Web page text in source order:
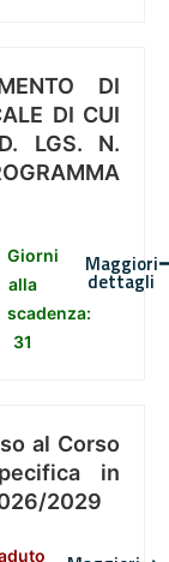
DI
DI CUI
LGS. N.
Giorni
alla
scadenza:
31
Maggiori
dettagli
al Corso
in
2029